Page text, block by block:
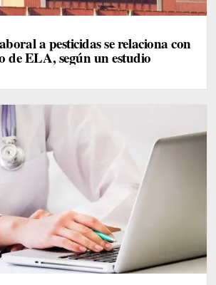
a pesticidas se relaciona con
de ELA, según un estudio